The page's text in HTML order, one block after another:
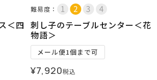
＜四
難易度：
刺し子のテーブルセンター＜花
物語＞
メール便1個まで可
¥7,920税込